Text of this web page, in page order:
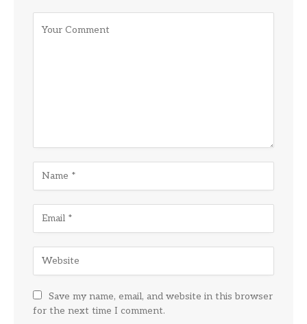
Save my name, email, and website in this browser
for the next time I comment.